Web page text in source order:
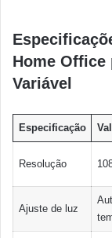
Home Office
Variável
Especificação
Resolução
Ajuste de luz